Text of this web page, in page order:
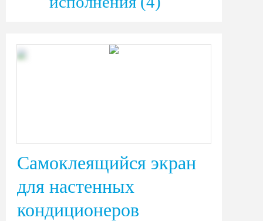
Самоклеящийся экран
для настенных
кондиционеров